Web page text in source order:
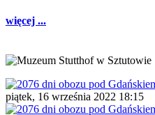
więcej ...
piątek, 16 września 2022 18:15